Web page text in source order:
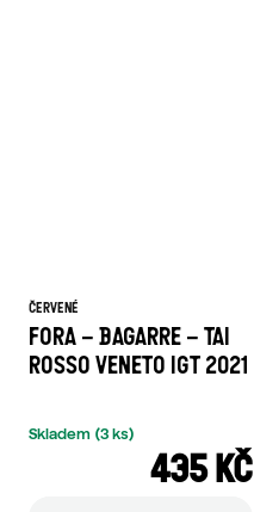
ČERVENÉ
FORA – BAGARRE – TAI
ROSSO VENETO IGT 2021
435 KČ
Skladem (3 ks)